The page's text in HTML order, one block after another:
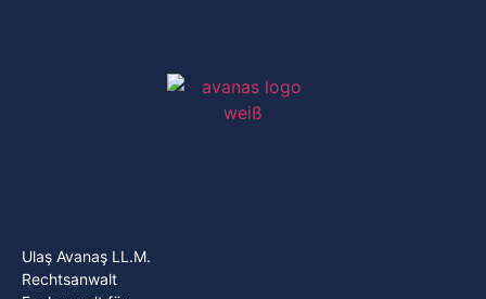
Ulaş Avanaş LL.M.
Rechtsanwalt